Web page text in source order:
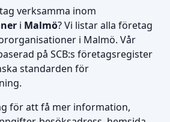
verksamma inom
i Malmö? Vi listar alla företag
i Malmö. Vår
på SCB:s företagsregister
standarden för
för att få mer information,